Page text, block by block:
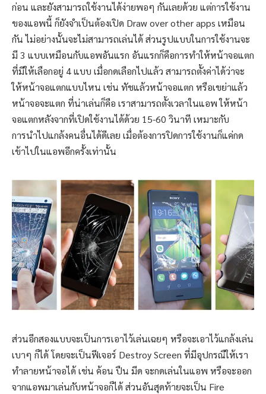
ก่อน และยังสามารถใช้งานได้ง่ายพอๆ กันเลยด้วย แต่การใช้งาน
ของแอพนี้ ก็ยังจำเป็นต้องเปิด Draw over other apps เหมือน
กัน ไม่อย่างนั้นจะไม่สามารถเล่นได้ ส่วนรูปแบบในการใช้งานจะ
มี 3 แบบเหมือนกับแอพอันแรก อันแรกก็คือการทำให้หน้าจอแตก
ที่มีให้เลือกอยู่ 4 แบบ เมื่อกดเลือกไปแล้ว สามารถตั้งค่าได้ว่าจะ
ให้หน้าจอแตกแบบไหน เช่น ทัชแล้วหน้าจอแตก หรือเขย่าแล้ว
หน้าจอจะแตก ที่น่าเล่นก็คือ เราสามารถตั้งเวลาในแอพ ให้หน้า
จอแตกหลังจากที่เปิดใช้งานได้ด้วย 15-60 วินาที เหมาะกับ
การนำไปแกล้งคนอื่นได้ดีเลย เมื่อต้องการปิดการใช้งานก็แค่กด
เข้าไปในแอพอีกครั้งเท่านั้น
ส่วนอีกสองแบบจะเป็นการเอาไว้เล่นเฉยๆ หรือจะเอาไว้แกล้งเล่น
เบาๆ ก็ได้ โดยจะเป็นฟีเจอร์ Destroy Screen ที่มีอุปกรณืให้เรา
ทำลายหน้าจอได้ เช่น ค้อน ปืน มีด จะกดเล่นในแอพ หรือจะออก
จากแอพมาเล่นกับหน้าจอก็ได้ ส่วนอันสุดท้ายจะเป็น Fire